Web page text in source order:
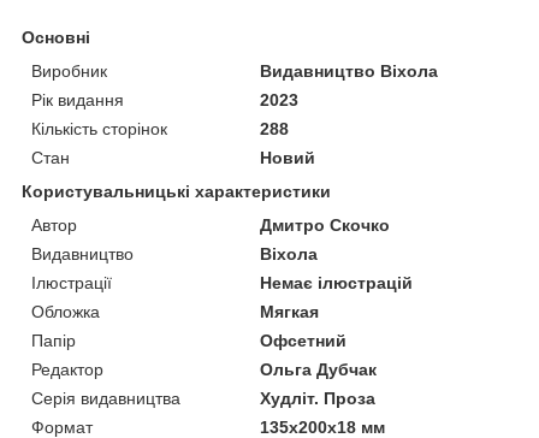
Основні
Виробник
Видавництво Віхола
Рік видання
2023
Кількість сторінок
288
Стан
Новий
Користувальницькі характеристики
Автор
Дмитро Скочко
Видавництво
Віхола
Ілюстрації
Немає ілюстрацій
Обложка
Мягкая
Папір
Офсетний
Редактор
Ольга Дубчак
Серія видавництва
Худліт. Проза
Формат
135х200х18 мм